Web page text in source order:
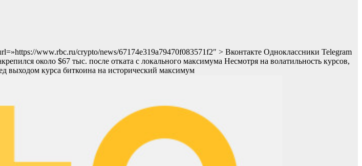
www.rbc.ru/crypto/news/67174e319a79470f083571f2″ > Вконтакте Одноклассники Telegram
около $67 тыс. после отката с локального максимума Несмотря на волатильность курсов,
выходом курса биткоина на исторический максимум